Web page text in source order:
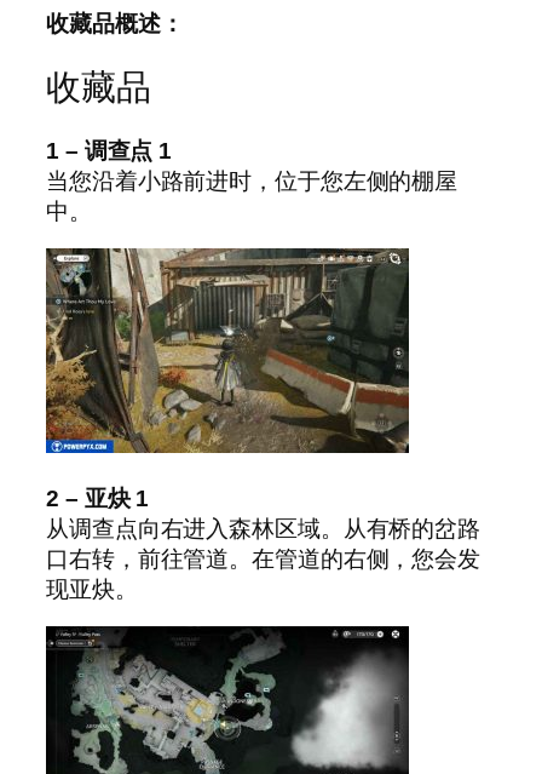
收藏品概述：
收藏品
1 – 调查点 1
当您沿着小路前进时，位于您左侧的棚屋
中。
2 – 亚炔 1
从调查点向右进入森林区域。从有桥的岔路
口右转，前往管道。在管道的右侧，您会发
现亚炔。